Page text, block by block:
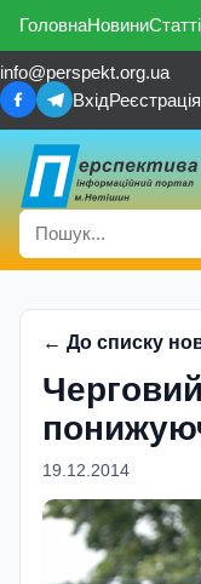
ГоловнаНовиниСтатті
info@perspekt.org.ua
ВхідРеєстрація
← До списку
19.12.2014